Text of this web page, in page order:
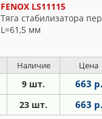
FENOX LS11115
Тяга стабилизатора
L=61,5 мм
Наличие Цена
9 шт. 663 р.
23 шт. 663 р.